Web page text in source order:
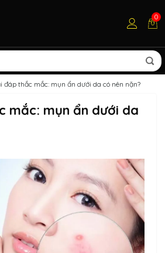
0
đáp thắc mắc: mụn ẩn dưới da có nên nặn?
mắc: mụn ẩn dưới da